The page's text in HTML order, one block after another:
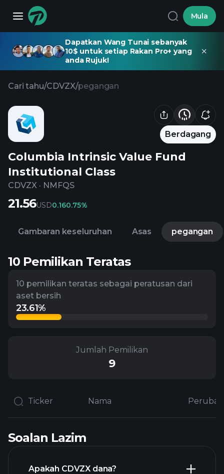
Mula
Dapatkan Wang Tunai sebanyak
10$ untuk setiap Rakan Pro+ yang
anda Rujuk!
Cari tahu/CDVZX/pegangan
Berdagang
Columbia Intrinsic Value Fund
Institutional Class
CDVZX · NMFQS
21.56USD0.160.75%
Gambaran keseluruhan Asas pegangan
10 Pemilikan Teratas
10 pemilikan teratas sebagai peratusan dari
aset bersih
23.61%
Jumlah Pemilikan
9
Ticker Nama
Soalan Lazim
Apakah CDVZX dana?